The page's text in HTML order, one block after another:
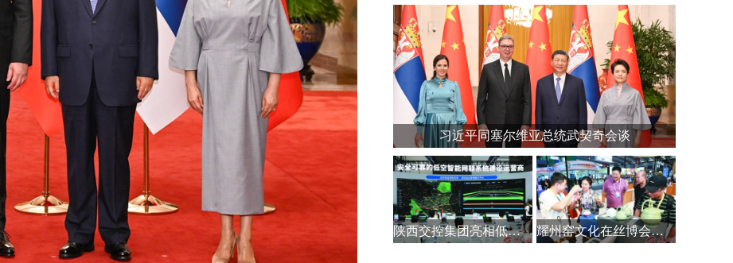
习近平同塞尔维亚总统武契奇会谈
陕西交控集团亮相低空经济展区 耀州窑文化在丝博会上获关注